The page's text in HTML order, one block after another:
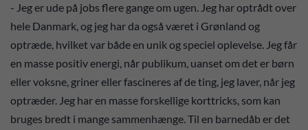
- Jeg er ude på jobs flere gange om ugen. Jeg har optrådt over
hele Danmark, og jeg har da også været i Grønland og
optræde, hvilket var både en unik og speciel oplevelse. Jeg får
en masse positiv energi, når publikum, uanset om det er børn
eller voksne, griner eller fascineres af de ting, jeg laver, når jeg
optræder. Jeg har en masse forskellige korttricks, som kan
bruges bredt i mange sammenhænge. Til en barnedåb er det